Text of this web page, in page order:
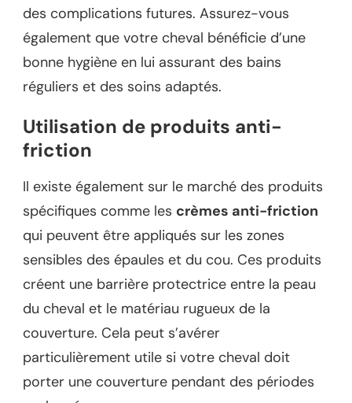
des complications futures. Assurez-vous
également que votre cheval bénéficie d’une
bonne hygiène en lui assurant des bains
réguliers et des soins adaptés.
Utilisation de produits anti-
friction
Il existe également sur le marché des produits
spécifiques comme les crèmes anti-friction
qui peuvent être appliqués sur les zones
sensibles des épaules et du cou. Ces produits
créent une barrière protectrice entre la peau
du cheval et le matériau rugueux de la
couverture. Cela peut s’avérer
particulièrement utile si votre cheval doit
porter une couverture pendant des périodes